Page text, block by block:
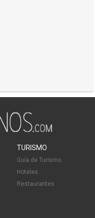
TURISMO
Guía de Turismo
Hoteles
Restaurantes